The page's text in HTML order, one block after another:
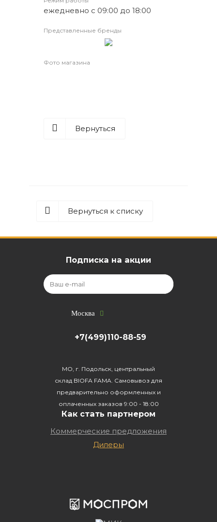
ежедневно с 09:00 до 18:00
Представленные бренды
Фото магазина
Вернуться
Вернуться к списку
Подписка на акции
Москва
+7(499)110-88-59
МО, г. Подольск, центральный
склад BIOFA FAMA. Самовывоз для
предварительно оформленных и
оплаченных заказов 9:00 - 18:00
Как стать партнером
Коммерческие предложения
Дилеры